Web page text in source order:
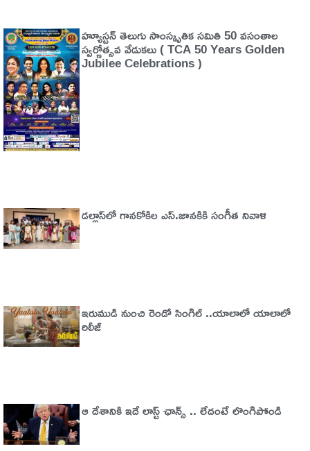
హ్యూస్టన్ తెలుగు సాంస్కృతిక సమితి 50 వసంతాల
స్వర్ణోత్సవ వేడుకలు ( TCA 50 Years Golden
Jubilee Celebrations )
డల్లాస్‌లో గానకోకిల ఎస్.జానకికి సంగీత నివాళి
ఇరుముడి నుంచి రెండో సింగిల్ ..యాలాలో యాలాలో
రిలీజ్
ఆ దేశానికి ఇదే లాస్ట్ ఛాన్స్ .. లేదంటే లొంగిపోండి